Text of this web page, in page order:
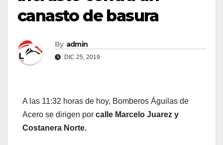
canasto de basura
By admin
DIC 25, 2019
A las 11:32 horas de hoy, Bomberos Águilas de
Acero se dirigen por calle Marcelo Juarez y
Costanera Norte.